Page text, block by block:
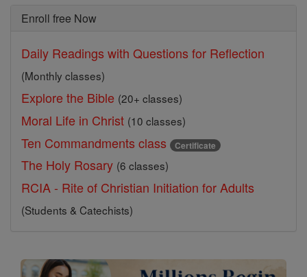
Enroll free Now
Daily Readings with Questions for Reflection
(Monthly classes)
Explore the Bible (20+ classes)
Moral Life in Christ (10 classes)
Ten Commandments class Certificate
The Holy Rosary (6 classes)
RCIA - Rite of Christian Initiation for Adults
(Students & Catechists)